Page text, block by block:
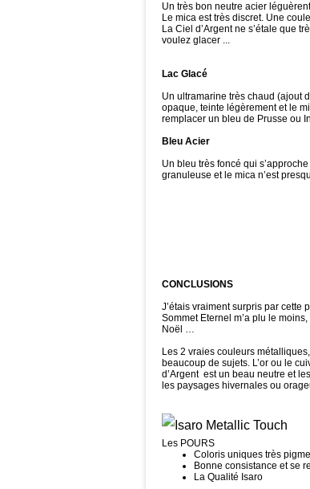
Un très bon neutre acier
Le mica est très discret. Une
La Ciel d’Argent ne s’étale que
voulez glacer ...
Lac Glacé
Un ultramarine très chaud (ajout
opaque, teinte légèrement et le
remplacer un bleu de Prusse ou
Bleu Acier
Un bleu très foncé qui
granuleuse et le mica n’est
CONCLUSIONS
J’étais vraiment surpris par cette
Sommet Eternel m’a plu le
Noël …
Les 2 vraies couleurs
beaucoup de sujets. L’or ou le
d’Argent est un beau neutre et
les paysages hivernales ou
Les POURS
Coloris uniques très
Bonne consistance et se
La Qualité Isaro